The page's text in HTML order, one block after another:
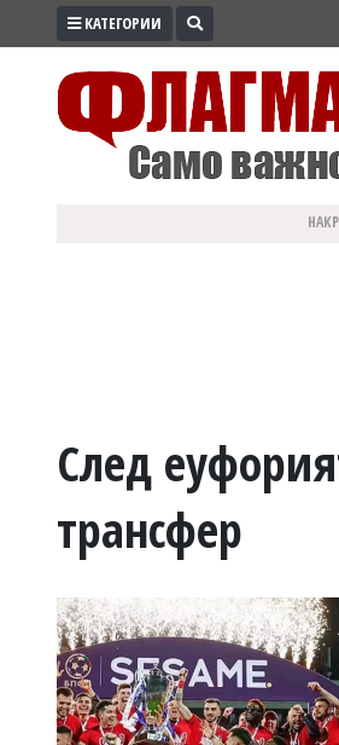
ПРОМО
ВОЙНАТА
УКРАЙНА
РАЗСЛЕДВАНЕ
БИЗНЕС
КАТЕГОРИИ
След
трансфер